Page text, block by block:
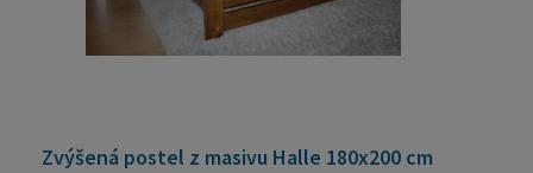
Zvýšená postel z masivu Halle 180x200 cm